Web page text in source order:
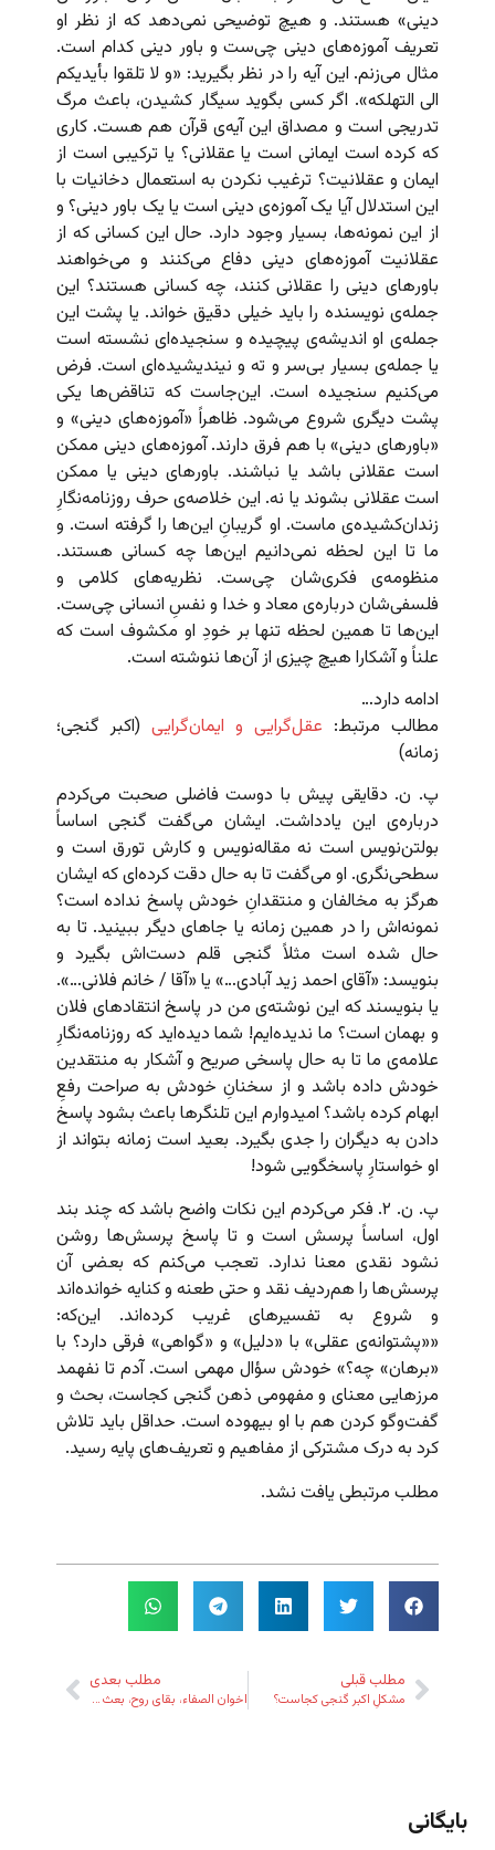
دینی» هستند. و هیچ توضیحی نمی‌دهد که از نظر او
تعریف آموزه‌های دینی چی‌ست و باور دینی کدام است.
مثال می‌زنم. این آیه را در نظر بگیرید: «و لا تلقوا بأیدیکم
الی التهلکه». اگر کسی بگوید سیگار کشیدن، باعث مرگ
تدریجی است و مصداق این آیه‌ی قرآن هم هست. کاری
که کرده‌ است ایمانی است یا عقلانی؟ یا ترکیبی است از
ایمان و عقلانیت؟ ترغیب نکردن به استعمال دخانیات با
این استدلال آیا یک آموزه‌ی دینی است یا یک باور دینی؟ و
از این نمونه‌ها، بسیار وجود دارد. حال این کسانی که از
عقلانیت آموزه‌های دینی دفاع می‌کنند و می‌خواهند
باورهای دینی را عقلانی کنند، چه کسانی هستند؟ این
جمله‌ی نویسنده را باید خیلی دقیق خواند. یا پشت این
جمله‌ی او اندیشه‌ی پیچیده و سنجیده‌ای نشسته است
یا جمله‌ی بسیار بی‌سر و ته و نیندیشیده‌ای است. فرض
می‌کنیم سنجیده است. این‌جاست که تناقض‌ها یکی
پشت دیگری شروع می‌شود. ظاهراً «آموزه‌های دینی» و
«باورهای دینی» با هم فرق دارند. آموزه‌های دینی ممکن
است عقلانی باشد یا نباشند. باورهای دینی یا ممکن
است عقلانی بشوند یا نه. این خلاصه‌ی حرف روزنامه‌نگارِ
زندان‌کشیده‌ی ماست. او گریبانِ این‌ها را گرفته است. و
ما تا این لحظه نمی‌دانیم این‌ها چه کسانی هستند.
منظومه‌ی فکری‌شان چی‌ست. نظریه‌های کلامی و
فلسفی‌شان درباره‌ی معاد و خدا و نفسِ انسانی چی‌ست.
این‌ها تا همین لحظه تنها بر خودِ او مکشوف است که
علناً و آشکارا هیچ چیزی از آن‌ها ننوشته است.
ادامه دارد…
مطالب مرتبط: عقل‌گرایی و ایمان‌گرایی (اکبر گنجی؛
زمانه)
پ. ن. دقایقی پیش با دوست فاضلی صحبت می‌کردم
درباره‌ی این یادداشت. ایشان می‌گفت گنجی اساساً
بولتن‌نویس است نه مقاله‌نویس و کارش تورق است و
سطحی‌نگری. او می‌گفت تا به حال دقت کرده‌ای که ایشان
هرگز به مخالفان و منتقدانِ خودش پاسخ نداده است؟
نمونه‌اش را در همین زمانه یا جاهای دیگر ببینید. تا به
حال شده است مثلاً گنجی قلم دست‌اش بگیرد و
بنویسد: «آقای احمد زید آبادی…» یا «آقا / خانم فلانی…».
یا بنویسند که این نوشته‌ی من در پاسخ انتقادهای فلان
و بهمان است؟ ما ندیده‌ایم! شما دیده‌اید که روزنامه‌نگارِ
علامه‌ی ما تا به حال پاسخی صریح و آشکار به منتقدین
خودش داده باشد و از سخنانِ خودش به صراحت رفعِ
ابهام کرده باشد؟ امیدوارم این تلنگرها باعث بشود پاسخ
دادن به دیگران را جدی بگیرد. بعید است زمانه بتواند از
او خواستارِ پاسخگویی شود!
پ. ن. ۲. فکر می‌کردم این نکات واضح باشد که چند بند
اول، اساساً پرسش است و تا پاسخ پرسش‌ها روشن
نشود نقدی معنا ندارد. تعجب می‌کنم که بعضی آن
پرسش‌ها را هم‌ردیف نقد و حتی طعنه و کنایه خوانده‌اند
و شروع به تفسیرهای غریب کرده‌اند. این‌که:
««پشتوانه‌ی عقلی» با «دلیل» و «گواهی» فرقی دارد؟ با
«برهان» چه؟» خودش سؤال مهمی است. آدم تا نفهمد
مرزهایی معنای و مفهومی ذهن گنجی کجاست، بحث و
گفت‌وگو کردن هم با او بیهوده است. حداقل باید تلاش
کرد به درک مشترکی از مفاهیم و تعریف‌های پایه رسید.
مطلب مرتبطی یافت نشد.
مطلب قبلی
مشکلِ اکبر گنجی کجاست؟
مطلب بعدی
اخوان الصفاء، بقای روح، بعث نفوس و تأویل‌گرایی
بایگانی